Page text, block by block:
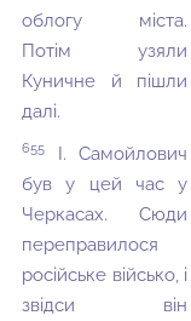
облогу міста.
Потім узяли
Куничне й пішли
далі.
655
І. Самойлович
був у цей час у
Черкасах. Сюди
переправилося
російське військо, і
звідси він